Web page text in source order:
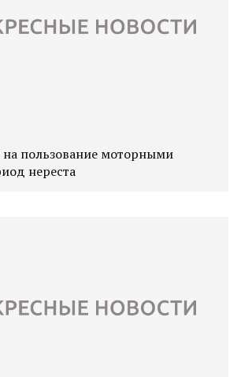
на пользование моторными
нереста